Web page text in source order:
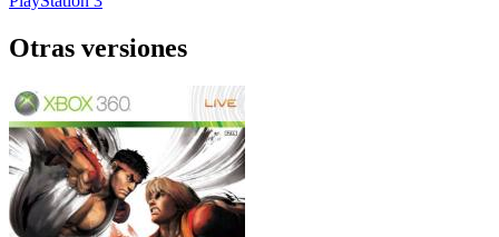
Otras versiones